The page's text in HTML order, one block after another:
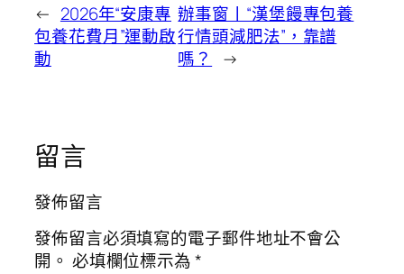
← 2026年“安康專
包養花費月”運動啟
動
辦事窗丨“漢堡饅專包養
行情頭減肥法”，靠譜
嗎？
→
留言
發佈留言
發佈留言必須填寫的電子郵件地址不會公
開。 必填欄位標示為*